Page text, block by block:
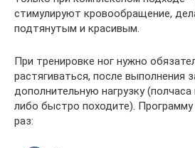
стимулируют кровообращение,
подтянутым и красивым.
При тренировке ног нужно
растягиваться, после выполнения
дополнительную нагрузку
либо быстро походите).
раз: